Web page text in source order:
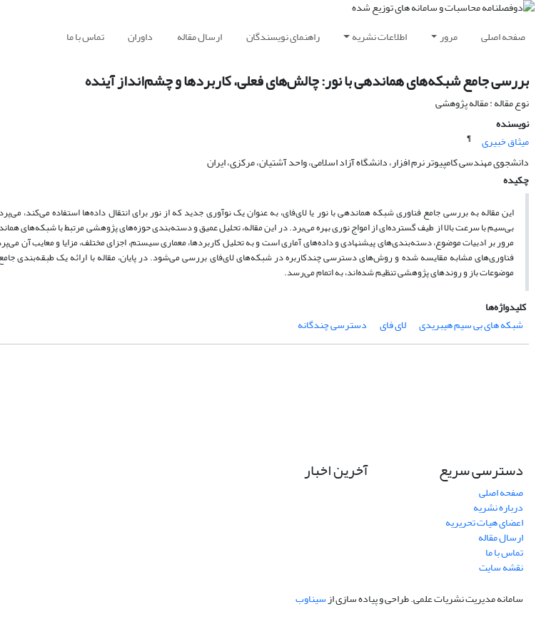
صفحه اصلی مرور اطلاعات نشریه راهنمای نویسندگان ارسال مقاله داوران تماس با ما
بررسی جامع شبکه‌های هماندهی با نور: چالش‌های فعلی، کاربردها و چشم‌انداز آینده
نوع مقاله : مقاله پژوهشی
نویسنده
میثاق خبیری
¶
دانشجوی مهندسی کامپیوتر نرم افزار، دانشگاه آزاد اسلامی، واحد آشتیان، مرکزی، ایران
چکیده
این مقاله به بررسی جامع فناوری شبکه هماندهی با نور یا لای‌فای، به عنوان یک نوآوری جدید که از نور برای انتقال داده‌ها استفاده می‌کند،
بی‌سیم با سرعت بالا از طیف گسترده‌ای از امواج نوری بهره می‌برد.در این مقاله، تحلیل عمیق و دسته‌بندی حوزه‌های پژوهشی مرتبط با شبکه‌های
مرور بر ادبیات موضوع، دسته‌بندی‌های پیشنهادی و داده‌های آماری است و به تحلیل کاربردها، معماری سیستم، اجزای مختلف، مزایا و معایب آن
فناوری‌های مشابه مقایسه شده و روش‌های دسترسی چندکاربره در شبکه‌های لای‌فای بررسی می‌شود.در پایان، مقاله با ارائه یک طبقه‌بندی
موضوعات باز و روندهای پژوهشی تنظیم شده‌اند، به اتمام می‌رسد.
کلیدواژه‌ها
شبکه های بی سیم هیبریدی
لای فای دسترسی چندگانه
دسترسی سریع
صفحه اصلی
درباره نشریه
اعضای هیات تحریریه
ارسال مقاله
تماس با ما
نقشه سایت
آخرین اخبار
سامانه مدیریت نشریات علمی.طراحی و پیاده سازی ازسیناوب